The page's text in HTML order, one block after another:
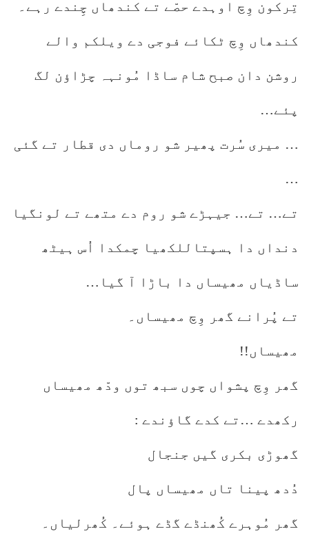
تِرکون وِچ اوہدے حصّے تے کندھاں چِندے رہے۔
کندھاں وِچ ٹکائے فوجی دے ویلکم والے
روشن دان صبح شام ساڈا مُونہہ چڑاؤن لگ
پئے…
… میری سُرت پھیر شو روماں دی قطار تے گئی
…
تے… تے… جیہڑے شو روم دے متھے تے لونگیا
دنداں دا ہسپتاللکھیا چمکدا اُس ہیٹھ
ساڈیاں مھیساں دا باڑا آ گیا…
تے پُرانے گھر وِچ مھیساں۔
مھیساں!!
گھر وِچ پشواں چوں سبھ توں ودّھ مھیساں
رکھدے …تے کدے گاؤندے :
گھوڑی بکری گیں جنجال
دُدھ پینا تاں مھیساں پال
گھر مُوہرے کُھنڈے گڈے ہوئے۔ کُھرلیاں۔